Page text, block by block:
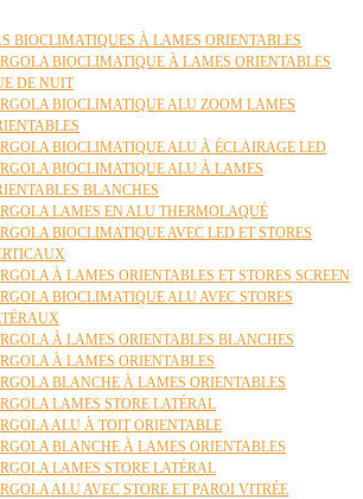
BIOCLIMATIQUES À LAMES ORIENTABLES
BIOCLIMATIQUE À LAMES ORIENTABLES
DE NUIT
BIOCLIMATIQUE ALU ZOOM LAMES
BIOCLIMATIQUE ALU À ÉCLAIRAGE LED
BIOCLIMATIQUE ALU À LAMES
BLANCHES
LAMES EN ALU THERMOLAQUÉ
BIOCLIMATIQUE AVEC LED ET STORES
À LAMES ORIENTABLES ET STORES SCREEN
BIOCLIMATIQUE ALU AVEC STORES
À LAMES ORIENTABLES BLANCHES
À LAMES ORIENTABLES
BLANCHE À LAMES ORIENTABLES
LAMES STORE LATÉRAL
ALU À TOIT ORIENTABLE
BLANCHE À LAMES ORIENTABLES
LAMES STORE LATÉRAL
ALU AVEC STORE ET PAROI VITRÉE